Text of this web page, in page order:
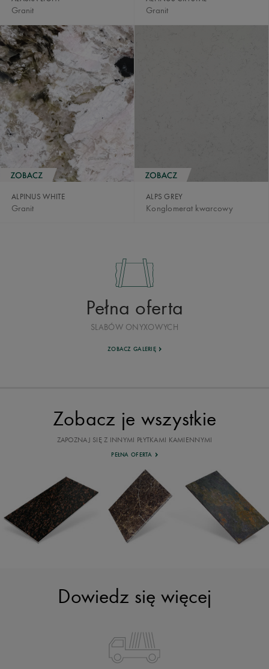
Granit Granit
ALPINUS WHITE
Granit
ALPS GREY
Konglomerat kwarcowy
Pełna oferta
SLABÓW ONYXOWYCH
ZOBACZ GALERIĘ
Zobacz je wszystkie
ZAPOZNAJ SIĘ Z INNYMI PŁYTKAMI KAMIENNYMI
PEŁNA OFERTA
Dowiedz się więcej